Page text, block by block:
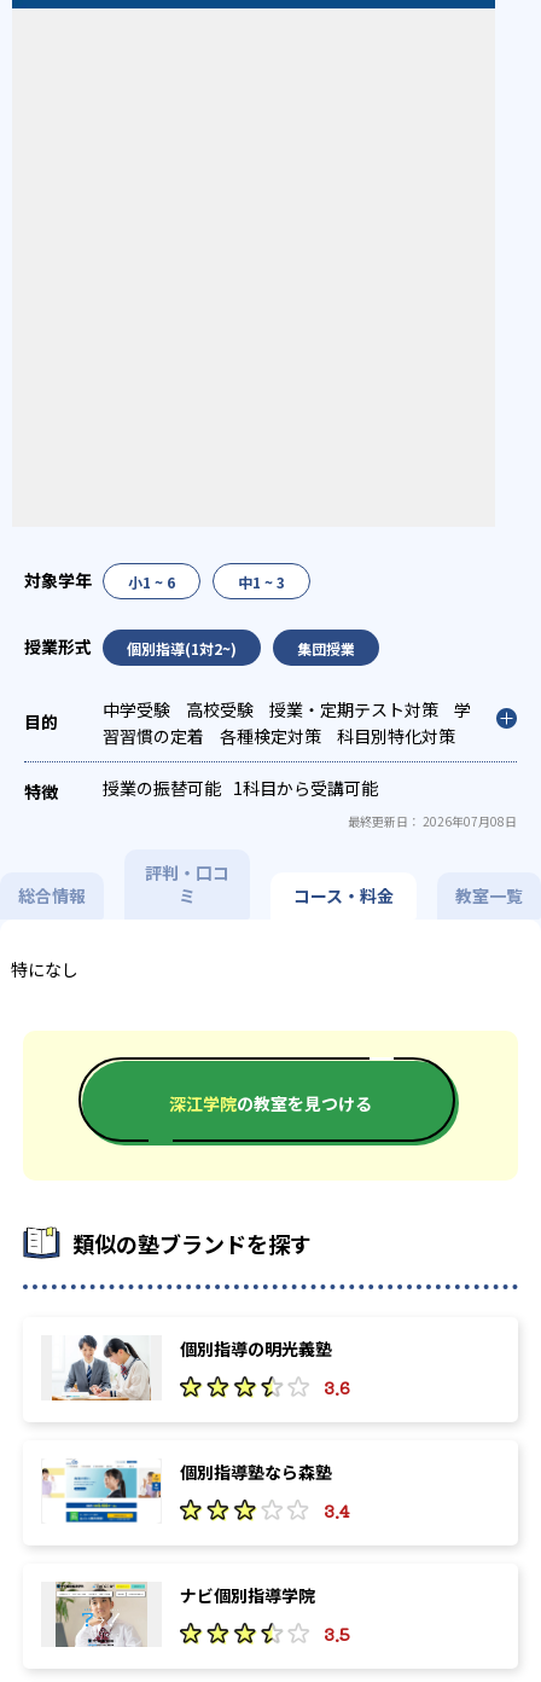
小1 ~ 6 中1 ~ 3
個別指導(1対2~) 集団授業
中学受験 高校受験 授業・定期テスト対策
学
習習慣の定着
各種検定対策 科目別特化対策
授業の振替可能 1科目から受講可能
最終更新日： 2026年07月08日
総合情報
評判・口コ
ミ
コース・料金 教室一覧
特になし
深江学院の教室を見つける
類似の塾ブランドを探す
個別指導の明光義塾
3.6
個別指導塾なら森塾
3.4
ナビ個別指導学院
3.5